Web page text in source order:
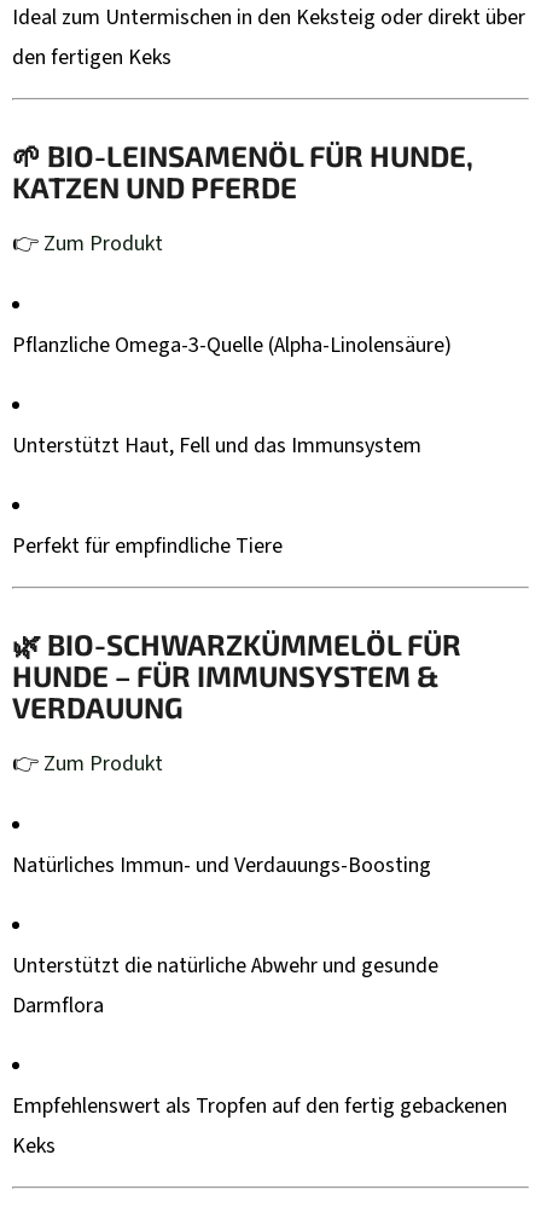
Ideal zum Untermischen in den Keksteig oder direkt über
den fertigen Keks
🌱 BIO-LEINSAMENÖL FÜR HUNDE,
KATZEN UND PFERDE
👉 Zum Produkt
Pflanzliche Omega-3-Quelle (Alpha-Linolensäure)
Unterstützt Haut, Fell und das Immunsystem
Perfekt für empfindliche Tiere
🌿 BIO-SCHWARZKÜMMELÖL FÜR
HUNDE – FÜR IMMUNSYSTEM &
VERDAUUNG
👉 Zum Produkt
Natürliches Immun- und Verdauungs-Boosting
Unterstützt die natürliche Abwehr und gesunde
Darmflora
Empfehlenswert als Tropfen auf den fertig gebackenen
Keks